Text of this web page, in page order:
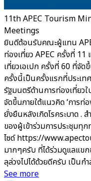
11th APEC Tourism
Meetings
ยินดีต้อนรับคณะผู้แทน
ท่องเที่ยว APEC ครั้งที่ 11
เที่ยวเอเปก ครั้งที่ 60 ที่จั
ครั้งนี้เป็นครั้งแรกที่ประเท
รัฐมนตรีด้านการท่องเที่ยว
จัดขึ้นภายใต้แนวคิด ‘การท่
ยั่งยืนหลังเกิดโรคระบาด .
ของผู้เข้าร่วมการประชุมทุ
ไซด์ https://
มากๆครับ ที่ได้ร่วมดูแลแขก
ลุล่วงไปได้ด้วยดีครับ เป็นก
See more